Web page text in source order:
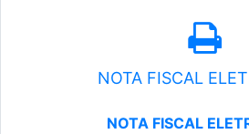
NOTA FISCAL
NOTA FISCAL